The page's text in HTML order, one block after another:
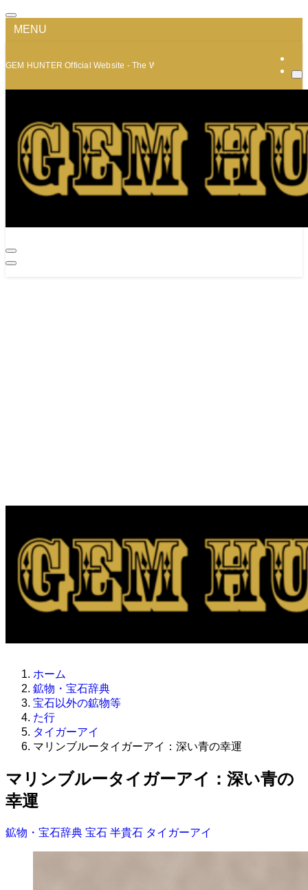
MENU
GEM HUNTER Official Website - The World of Minerals and Jewelry
ホーム
鉱物・宝石辞典
宝石以外の鉱物等
た行
タイガーアイ
マリンブルータイガーアイ：深い青の幸運
マリンブルータイガーアイ：深い青の
幸運
鉱物・宝石辞典 宝石 半貴石 タイガーアイ